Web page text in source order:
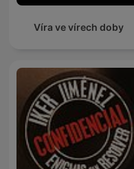
Víra ve vírech doby